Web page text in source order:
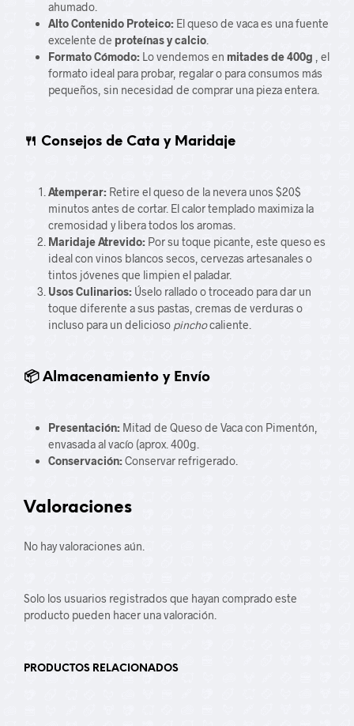
ahumado.
Alto Contenido Proteico:El queso de vaca es una fuente
excelente de proteínas y calcio.
Formato Cómodo:Lo vendemos en mitades de400g
, el
formato ideal para probar, regalar o para consumos más
pequeños, sin necesidad de comprar una pieza entera.
🍴 Consejos de Cata y Maridaje
Atemperar:Retire el queso de la nevera unos $20$
minutos antes de cortar. El calor templado maximiza la
cremosidad y libera todos los aromas.
Maridaje Atrevido:Por su toque picante, este queso es
ideal con vinos blancos secos, cervezas artesanales o
tintos jóvenes que limpien el paladar.
Usos Culinarios:Úselo rallado o troceado para dar un
toque diferente a sus pastas, cremas de verduras o
incluso para un delicioso pinchocaliente.
📦 Almacenamiento y Envío
Presentación:Mitad de Queso de Vaca con Pimentón,
envasada al vacío (aprox. 400g.
Conservación:Conservar refrigerado.
Valoraciones
No hay valoraciones aún.
Solo los usuarios registrados que hayan comprado este
producto pueden hacer una valoración.
PRODUCTOS RELACIONADOS